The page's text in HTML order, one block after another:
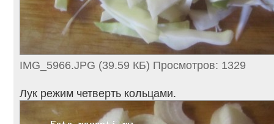
IMG_5966.JPG (39.59 КБ) Просмотров: 1329
Лук режим четверть кольцами.